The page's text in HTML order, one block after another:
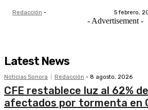
Redacción - 5 febrero,
- Advertisement -
Latest News
Noticias Sonora Redacción - 8 agosto, 2026
CFE restablece luz al 62%
afectados por tormenta en